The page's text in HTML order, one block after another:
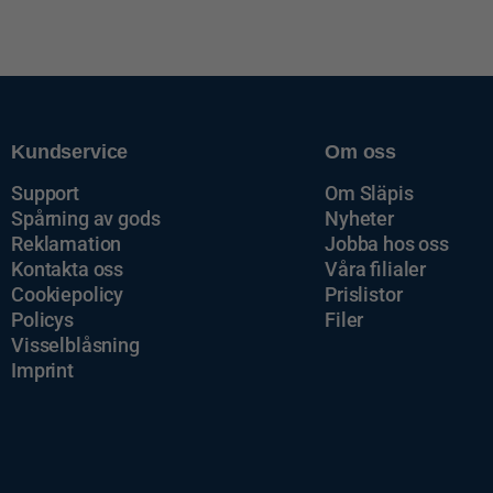
Kundservice
Support
Spårning av gods
Reklamation
Kontakta oss
Cookiepolicy
Policys
Visselblåsning
Imprint
Om oss
Om Släpis
Nyheter
Jobba hos oss
Våra filialer
Prislistor
Filer